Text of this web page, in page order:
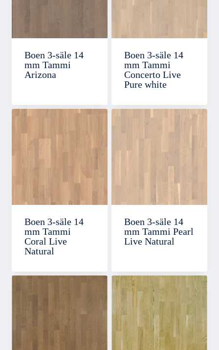
Boen 3-säle 14
mm Tammi
Arizona
Boen 3-säle 14
mm Tammi
Concerto Live
Pure white
Boen 3-säle 14
mm Tammi
Coral Live
Natural
Boen 3-säle 14
mm Tammi Pearl
Live Natural